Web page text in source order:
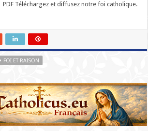
PDF Téléchargez et diffusez notre foi catholique.
FOI ET RAISON